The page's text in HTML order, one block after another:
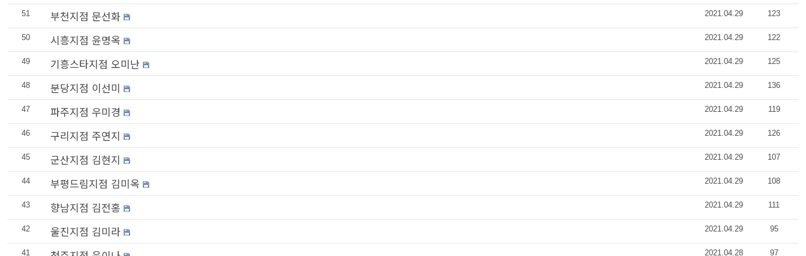
51 부천지점 문선화 2021.04.29 123
50 시흥지점 윤명옥 2021.04.29 122
49 기흥스타지점 오미난 2021.04.29 125
48 분당지점 이선미 2021.04.29 136
47 파주지점 우미경 2021.04.29 119
46 구리지점 주연지 2021.04.29 126
45 군산지점 김현지 2021.04.29 107
44 부평드림지점 김미옥 2021.04.29 108
43 향남지점 김전홍 2021.04.29 111
42 울진지점 김미라 2021.04.29 95
41 2021.04.28 97